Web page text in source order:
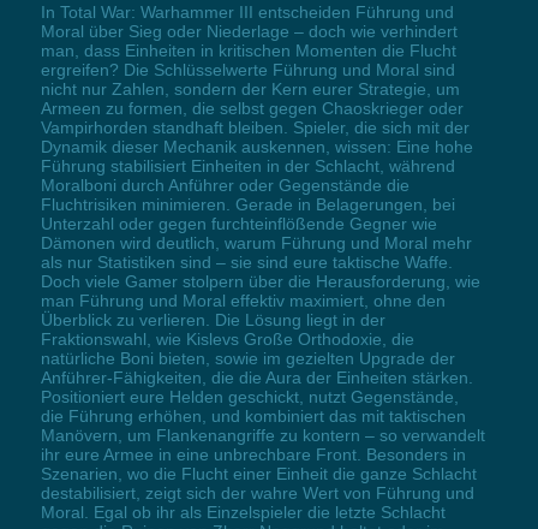
In Total War: Warhammer III entscheiden Führung und
Moral über Sieg oder Niederlage – doch wie verhindert
man, dass Einheiten in kritischen Momenten die Flucht
ergreifen? Die Schlüsselwerte Führung und Moral sind
nicht nur Zahlen, sondern der Kern eurer Strategie, um
Armeen zu formen, die selbst gegen Chaoskrieger oder
Vampirhorden standhaft bleiben. Spieler, die sich mit der
Dynamik dieser Mechanik auskennen, wissen: Eine hohe
Führung stabilisiert Einheiten in der Schlacht, während
Moralboni durch Anführer oder Gegenstände die
Fluchtrisiken minimieren. Gerade in Belagerungen, bei
Unterzahl oder gegen furchteinflößende Gegner wie
Dämonen wird deutlich, warum Führung und Moral mehr
als nur Statistiken sind – sie sind eure taktische Waffe.
Doch viele Gamer stolpern über die Herausforderung, wie
man Führung und Moral effektiv maximiert, ohne den
Überblick zu verlieren. Die Lösung liegt in der
Fraktionswahl, wie Kislevs Große Orthodoxie, die
natürliche Boni bieten, sowie im gezielten Upgrade der
Anführer-Fähigkeiten, die die Aura der Einheiten stärken.
Positioniert eure Helden geschickt, nutzt Gegenstände,
die Führung erhöhen, und kombiniert das mit taktischen
Manövern, um Flankenangriffe zu kontern – so verwandelt
ihr eure Armee in eine unbrechbare Front. Besonders in
Szenarien, wo die Flucht einer Einheit die ganze Schlacht
destabilisiert, zeigt sich der wahre Wert von Führung und
Moral. Egal ob ihr als Einzelspieler die letzte Schlacht